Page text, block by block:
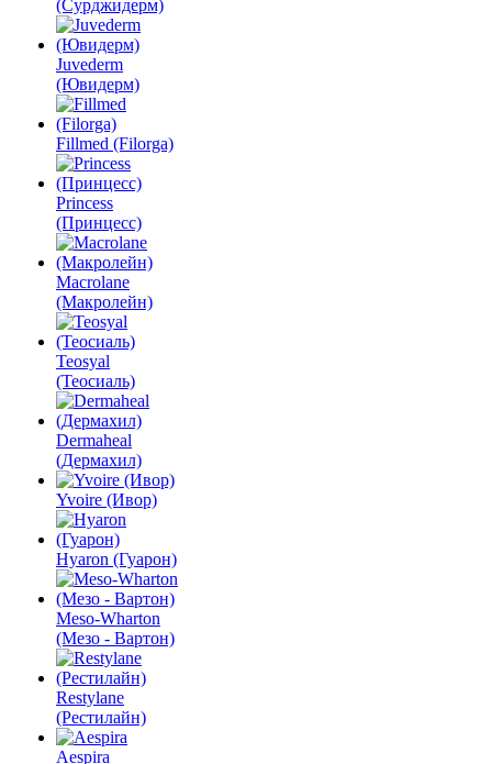
(Сурджидерм)
Juvederm
(Ювидерм)
Fillmed (Filorga)
Princess
(Принцесс)
Macrolane
(Макролейн)
Teosyal
(Теосиаль)
Dermaheal
(Дермахил)
Yvoire (Ивор)
Hyaron (Гуарон)
Meso-Wharton
(Мезо - Вартон)
Restylane
(Рестилайн)
Aespira